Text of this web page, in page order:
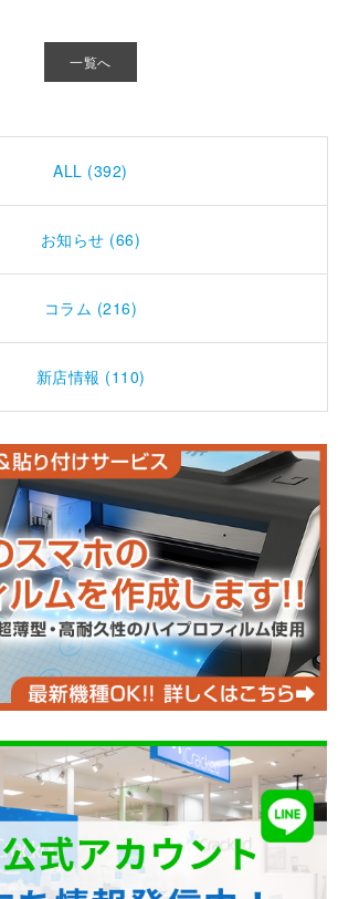
一覧へ
ALL (392)
お知らせ (66)
コラム (216)
新店情報 (110)